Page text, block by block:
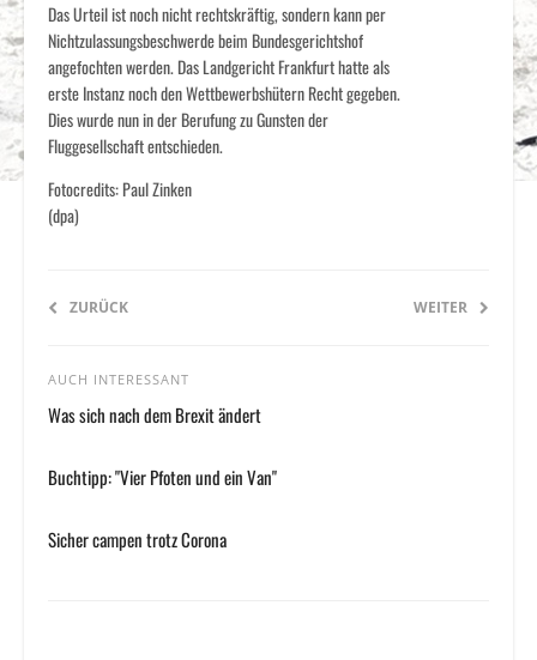
Das Urteil ist noch nicht rechtskräftig, sondern kann per
Nichtzulassungsbeschwerde beim Bundesgerichtshof
angefochten werden. Das Landgericht Frankfurt hatte als
erste Instanz noch den Wettbewerbshütern Recht gegeben.
Dies wurde nun in der Berufung zu Gunsten der
Fluggesellschaft entschieden.
Fotocredits: Paul Zinken
(dpa)
ZURÜCK WEITER
AUCH INTERESSANT
Was sich nach dem Brexit ändert
Buchtipp: "Vier Pfoten und ein Van"
Sicher campen trotz Corona